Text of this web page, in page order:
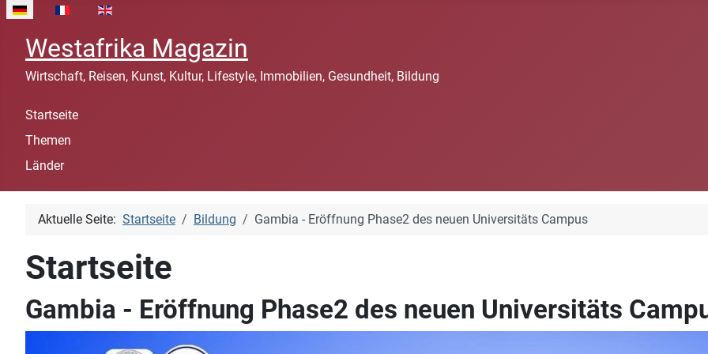
Sprache auswählen
Westafrika Magazin
Wirtschaft, Reisen, Kunst, Kultur, Lifestyle, Immobilien, Gesundheit, Bildung
Startseite
Themen
Länder
Aktuelle Seite: Startseite Bildung Gambia - Eröffnung Phase2 des neuen Universitäts Campus
Startseite
Gambia - Eröffnung Phase2 des neuen Universitäts